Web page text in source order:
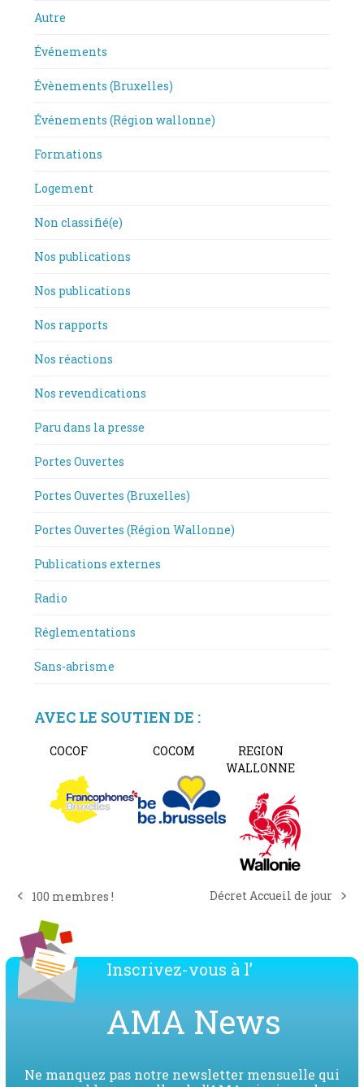
Autre
Événements
Évènements (Bruxelles)
Événements (Région wallonne)
Formations
Logement
Non classifié(e)
Nos publications
Nos publications
Nos rapports
Nos réactions
Nos revendications
Paru dans la presse
Portes Ouvertes
Portes Ouvertes (Bruxelles)
Portes Ouvertes (Région Wallonne)
Publications externes
Radio
Réglementations
Sans-abrisme
AVEC LE SOUTIEN DE :
COCOF COCOM
REGION
WALLONNE
previous
post:
100 membres !
next
Décret Accueil de jour
Inscrivez-vous à l’
AMA News
Ne manquez pas notre newsletter mensuelle qui